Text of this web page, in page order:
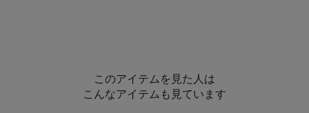
このアイテムを見た人は
こんなアイテムも見ています